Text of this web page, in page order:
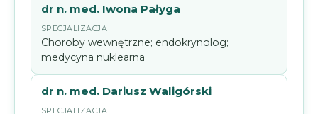
dr n. med. Iwona Pałyga
Choroby wewnętrzne; endokrynolog;
medycyna nuklearna
dr n. med. Dariusz Waligórski